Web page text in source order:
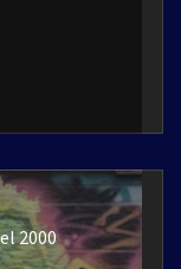
2000